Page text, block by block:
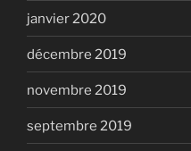
janvier 2020
décembre 2019
novembre 2019
septembre 2019